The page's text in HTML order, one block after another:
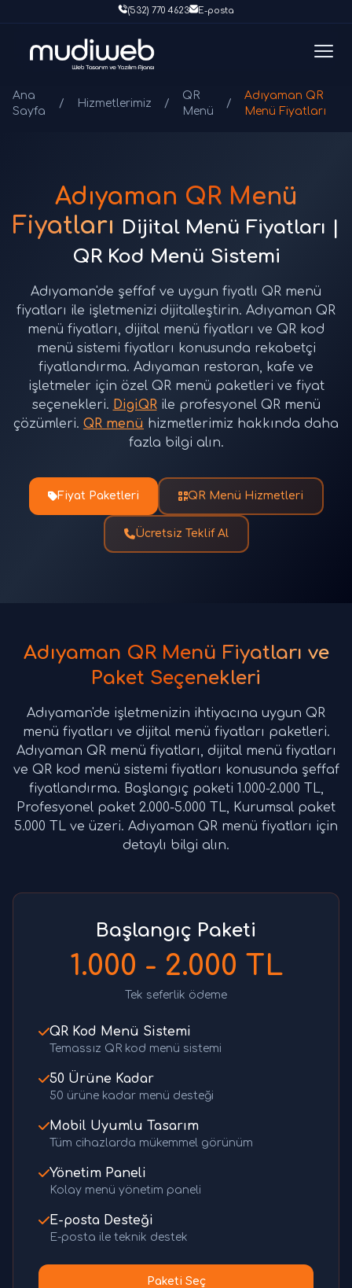
(532) 770 4623 E-posta
Ana
Sayfa
/ Hizmetlerimiz /
QR
Menü
/
Adıyaman QR
Menü Fiyatları
Adıyaman QR Menü
Fiyatları Dijital Menü Fiyatları |
QR Kod Menü Sistemi
Adıyaman'de şeffaf ve uygun fiyatlı QR menü
fiyatları ile işletmenizi dijitalleştirin. Adıyaman QR
menü fiyatları, dijital menü fiyatları ve QR kod
menü sistemi fiyatları konusunda rekabetçi
fiyatlandırma. Adıyaman restoran, kafe ve
işletmeler için özel QR menü paketleri ve fiyat
seçenekleri. DigiQRile profesyonel QR menü
çözümleri. QR menü hizmetlerimiz hakkında daha
fazla bilgi alın.
Fiyat Paketleri QR Menü Hizmetleri
Ücretsiz Teklif Al
Adıyaman QR Menü Fiyatları ve
Paket Seçenekleri
Adıyaman'de işletmenizin ihtiyacına uygun QR
menü fiyatları ve dijital menü fiyatları paketleri.
Adıyaman QR menü fiyatları, dijital menü fiyatları
ve QR kod menü sistemi fiyatları konusunda şeffaf
fiyatlandırma. Başlangıç paketi 1.000-2.000 TL,
Profesyonel paket 2.000-5.000 TL, Kurumsal paket
5.000 TL ve üzeri. Adıyaman QR menü fiyatları için
detaylı bilgi alın.
Başlangıç Paketi
1.000 - 2.000 TL
Tek seferlik ödeme
QR Kod Menü Sistemi
Temassız QR kod menü sistemi
50 Ürüne Kadar
50 ürüne kadar menü desteği
Mobil Uyumlu Tasarım
Tüm cihazlarda mükemmel görünüm
Yönetim Paneli
Kolay menü yönetim paneli
E-posta Desteği
E-posta ile teknik destek
Paketi Seç